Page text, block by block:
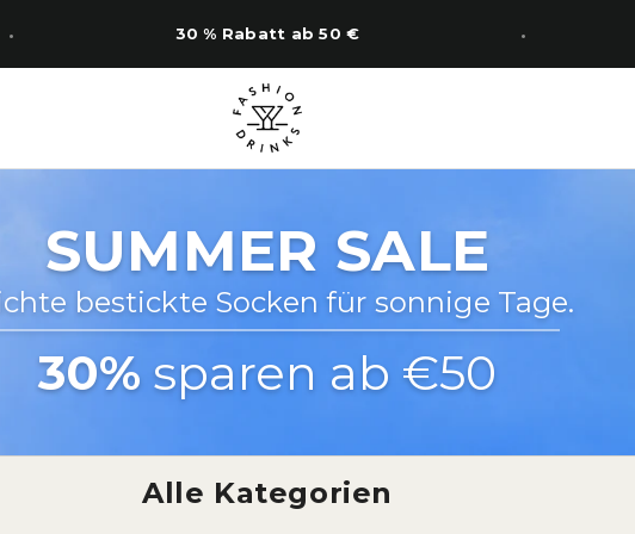
14 Tage Rückgabe
SUMMER SALE
bestickte Socken für sonnige Tage.
30% sparen ab €50
Alle Kategorien